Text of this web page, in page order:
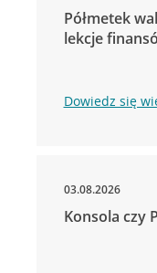
Półmetek
lekcje
Dowiedz się
03.08.2026
Konsola czy